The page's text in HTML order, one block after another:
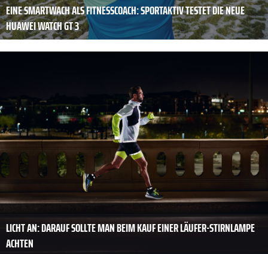
EINE SMARTWACH ALS FITNESSCOACH: SPORTAKTIV TESTET DIE NEUE
HUAWEI WATCH GT 3
LICHT AN: DARAUF SOLLTE MAN BEIM KAUF EINER LÄUFER-STIRNLAMPE
ACHTEN